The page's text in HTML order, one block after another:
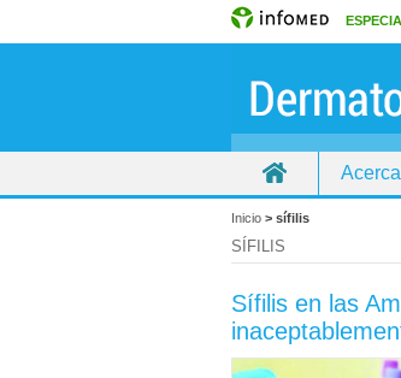
Inicio > sífilis
SÍFILIS
Sífilis en las